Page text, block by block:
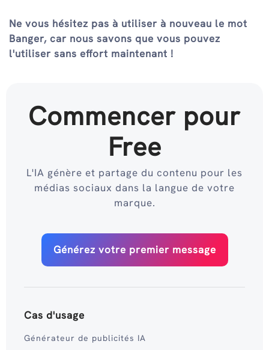
Ne vous hésitez pas à utiliser à nouveau le mot
Banger, car nous savons que vous pouvez
l'utiliser sans effort maintenant !
Commencer pour
Free
L'IA génère et partage du contenu pour les
médias sociaux dans la langue de votre
marque.
Générez votre premier message
Cas d'usage
Générateur de publicités IA